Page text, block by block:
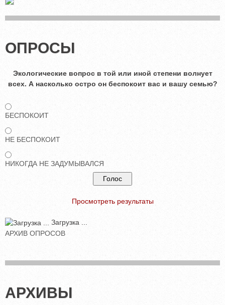
ОПРОСЫ
Экологические вопрос в той или иной степени волнует
всех. А насколько остро он беспокоит вас и вашу семью?
БЕСПОКОИТ
НЕ БЕСПОКОИТ
НИКОГДА НЕ ЗАДУМЫВАЛСЯ
Просмотреть результаты
Загрузка ...
АРХИВ ОПРОСОВ
АРХИВЫ